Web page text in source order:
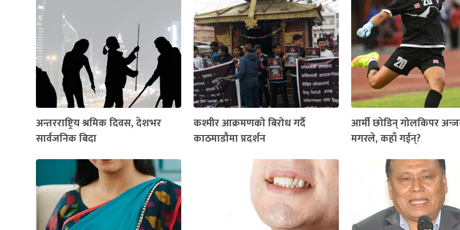
अन्तरराष्ट्रिय श्रमिक दिवस, देशभर
सार्वजनिक बिदा
कश्मीर आक्रमणको बिरोध गर्दै
काठमाडौमा प्रदर्शन
आर्मी छोडिन् गोलकिपर
मगरले, कहाँ गईन्?